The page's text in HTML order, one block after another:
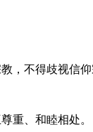
，不得歧视信
重、和睦相处。